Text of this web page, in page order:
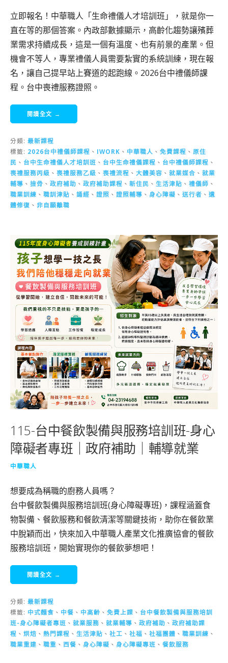
立即報名！中華職人「生命禮儀人才培訓班」，就是你一
直在等的那個答案。內政部數據顯示，高齡化趨勢讓殯葬
業需求持續成長，這是一個有溫度、也有前景的產業。但
機會不等人，專業禮儀人員需要紮實的系統訓練，現在報
名，讓自己提早站上賽道的起跑線。2026台中禮儀師課
程。台中喪禮服務證照。
閱讀全文 →
分類: 最新課程
標籤: 2026台中禮儀師課程 、 IWORK 、 中華職人 、 免費課程 、 原住
民 、 台中生命禮儀人才培訓班 、 台中生命禮儀課程 、 台中禮儀師課程 、
喪禮服務丙級 、 喪禮服務乙級 、 喪禮流程 、 大體美容 、 就業媒合 、 就業
輔導 、 撿骨 、 政府補助 、 政府補助課程 、 新住民 、 生活津貼 、 禮儀師 、
職業訓練 、 職訓津貼 、 誦經 、 證照 、 證照輔導 、 身心障礙 、 送行者 、 遺
體修復 、 非自願離職
115-台中餐飲製備與服務培訓班-身心
障礙者專班｜政府補助｜輔導就業
中華職人
想要成為稱職的廚務人員嗎？
台中餐飲製備與服務培訓班(身心障礙專班)，課程涵蓋食
物製備、餐飲服務和餐飲清潔等關鍵技術，助你在餐飲業
中脫穎而出，快來加入中華職人產業文化推廣協會的餐飲
服務培訓班，開始實現你的餐飲夢想吧！
閱讀全文 →
分類: 最新課程
標籤: 中式麵食 、 中餐 、 中高齡 、 免費上課 、 台中餐飲製備與服務培訓
班-身心障礙者專班 、 就業服務 、 就業輔導 、 政府補助 、 政府補助課
程 、 烘焙 、 熱門課程 、 生活津貼 、 社工 、 社福 、 社福團體 、 職業訓練 、
職業重建 、 職重 、 西餐 、 身心障礙 、 身心障礙專班 、 餐飲服務